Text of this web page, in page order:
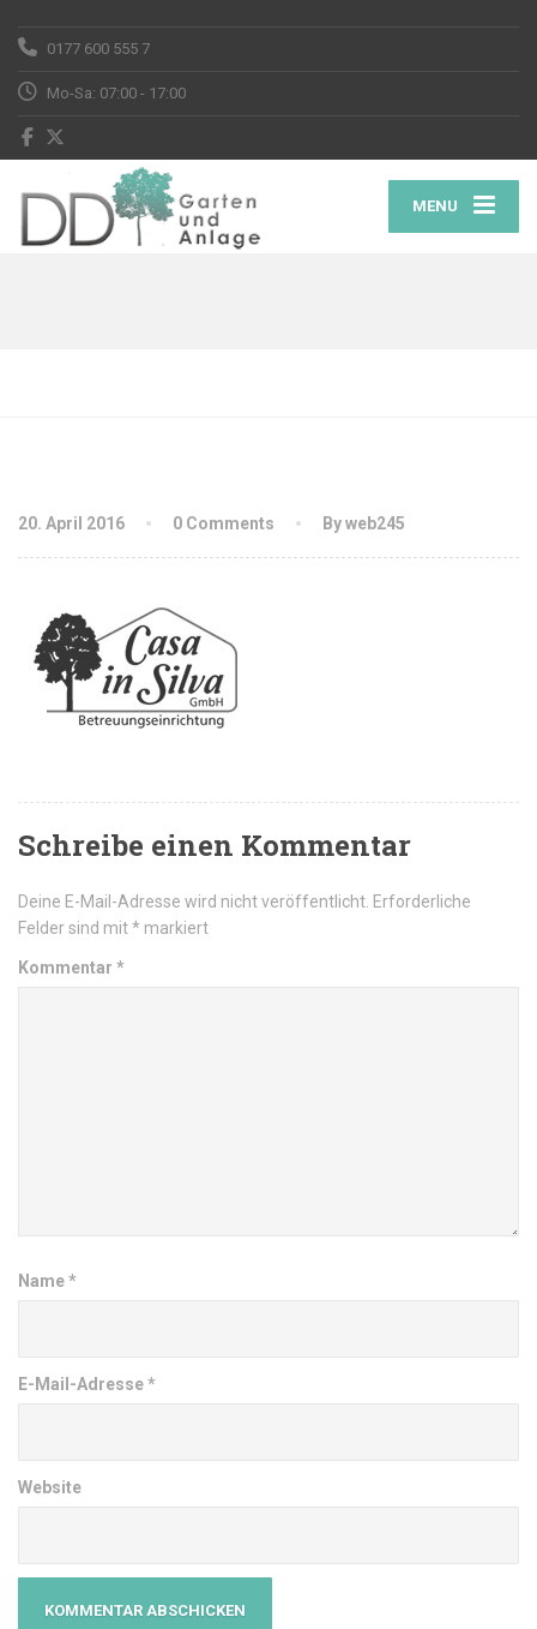
0177 600 555 7
Mo-Sa: 07:00 - 17:00
MENU
20. April 2016 0 Comments By web245
Schreibe einen Kommentar
Deine E-Mail-Adresse wird nicht veröffentlicht. Erforderliche
Felder sind mit* markiert
Kommentar *
Name*
E-Mail-Adresse*
Website